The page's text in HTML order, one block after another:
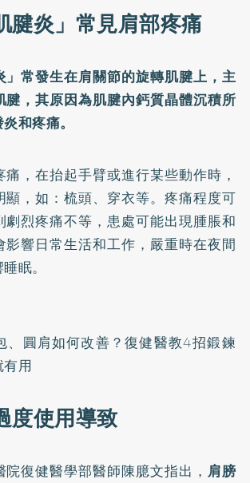
腱炎」常見肩部疼痛
」常發生在肩關節的旋轉肌腱上，主
腱，其原因為肌腱內鈣質晶體沉積所
和疼痛。
，在抬起手臂或進行某些動作時，
顯，如：梳頭、穿衣等。疼痛程度可
劇烈疼痛不等，患處可能出現腫脹和
影響日常生活和工作，嚴重時在夜間
眠。
、圓肩如何改善？復健醫教4招鍛鍊
用
度使用導致
復健醫學部醫師陳臆文指出， 肩膀